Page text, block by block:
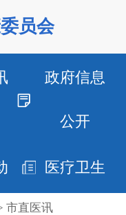
员会
政府信息
公开
医疗卫生
市直医讯